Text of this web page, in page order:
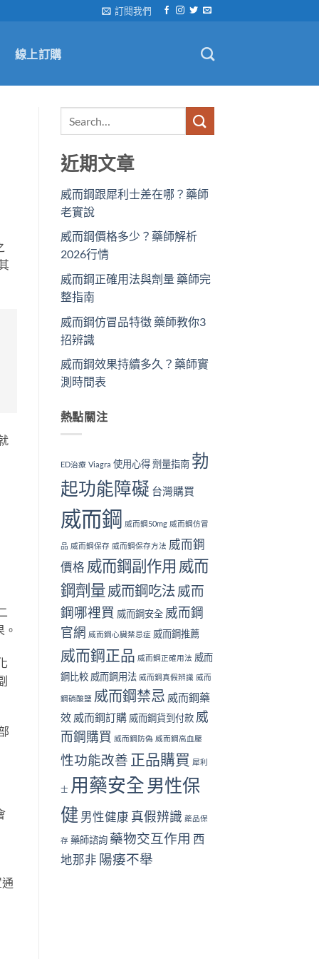
訂閱我們
線上訂購
近期文章
威而鋼跟犀利士差在哪？藥師
老實說
威而鋼價格多少？藥師解析
2026行情
威而鋼正確用法與劑量 藥師完
整指南
威而鋼仿冒品特徵 藥師教你3
招辨識
威而鋼效果持續多久？藥師實
測時間表
熱點關注
ED治療 Viagra 使用心得 劑量指南 勃
起功能障礙 台灣購買
威而鋼 威而鋼50mg 威而鋼仿冒
品 威而鋼保存 威而鋼保存方法 威而鋼
價格 威而鋼副作用 威而
鋼劑量威而鋼吃法 威而
鋼哪裡買 威而鋼安全 威而鋼
官網 威而鋼心臟禁忌症 威而鋼推薦
威而鋼正品 威而鋼正確用法 威而
鋼比較 威而鋼用法 威而鋼真假辨識 威而
鋼硝酸鹽 威而鋼禁忌 威而鋼藥
效 威而鋼訂購 威而鋼貨到付款 威
而鋼購買 威而鋼防偽 威而鋼高血壓
性功能改善 正品購買 犀利
士 用藥安全男性保
健 男性健康 真假辨識 藥品保
存 藥師諮詢 藥物交互作用 西
地那非 陽痿不舉